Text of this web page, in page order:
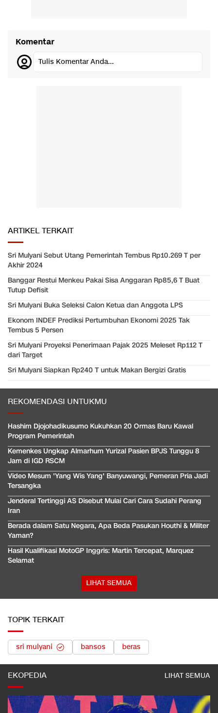
Komentar
Tulis Komentar Anda...
ARTIKEL TERKAIT
Sri Mulyani Sebut Utang Pemerintah Tembus Rp10.269 T per
Akhir 2024
Banggar Restui Menkeu Pakai Sisa Anggaran Rp85,6 T Buat
Tutup Defisit
Sri Mulyani Buka Seleksi Calon Ketua dan Anggota LPS
Ekonom INDEF Prediksi Pertumbuhan Ekonomi 2025 Tak
Tembus 5 Persen
Sri Mulyani Proyeksi Penerimaan Pajak 2025 Meleset Rp112 T
dari Target
Sri Mulyani Siapkan Rp240 T untuk Makan Bergizi Gratis
REKOMENDASI UNTUKMU
Hashim Djojohadikusumo Kukuhkan 20 Ormas Baru Kawal
Program Pemerintah
Kemenkes Ungkap Almarhum Yurizal Pasien BPJS Tunggu 8
Jam di IGD RSCM
Video Mesum 'Yang Wis Yang' Banyuwangi, Pemeran Pria Jadi
Tersangka
Jenderal Tertinggi AS Disebut Mulai Cari Cara Sudahi Perang
Iran
Berada dalam Satu Negara, Apa Beda Pasukan Houthi & Militer
Yaman?
Hasil Kualifikasi MotoGP Inggris: Martin Tercepat, Marquez
Selamat
LIHAT SEMUA
TOPIK TERKAIT
sri mulyani bansos beras
EKOPEDIA LIHAT SEMUA